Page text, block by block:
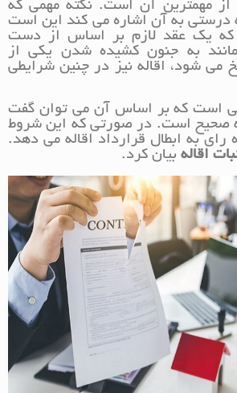
مهمترین آن است. نکته مهمی که
درستی به آن اشاره می کند این است
که یک عقد لازم بر اساس از دست
به جنون کشیده شدن یکی از
می شود، اقاله نیز در چنین شرایطی
است که بر اساس آن می توان گفت
صحیح است. در صورتی که این شروط
رای به ابطال قرارداد اقاله می دهد.
اقاله بیان کرد.